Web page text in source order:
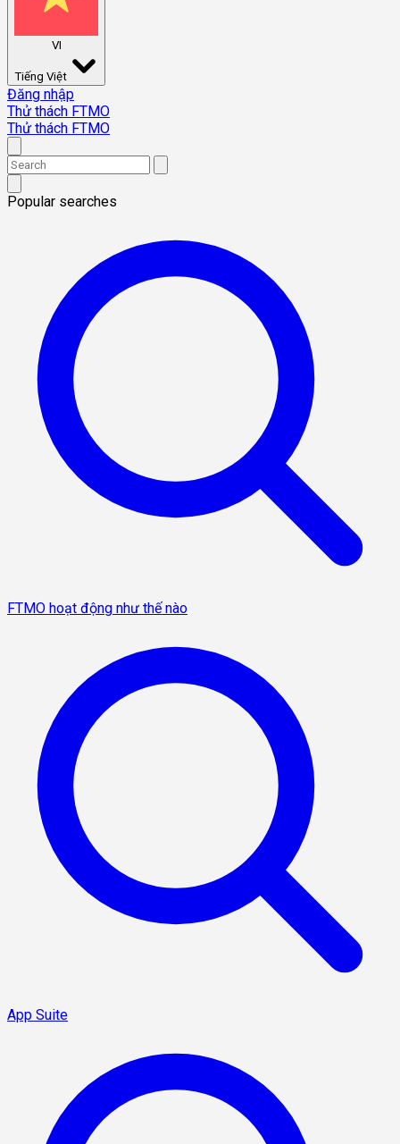
VI
Tiếng Việt
Đăng nhập
Thử thách FTMO
Thử thách FTMO
Popular searches
FTMO hoạt động như thế nào
App Suite